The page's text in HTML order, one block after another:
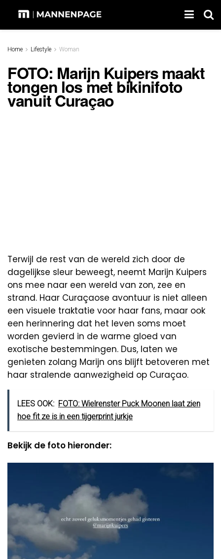
Home Lifestyle Woman
FOTO: Marijn Kuipers maakt
tongen los met bikinifoto
vanuit Curaçao
Terwijl de rest van de wereld zich door de
dagelijkse sleur beweegt, neemt Marijn Kuipers
ons mee naar een wereld van zon, zee en
strand. Haar Curaçaose avontuur is niet alleen
een visuele traktatie voor haar fans, maar ook
een herinnering dat het leven soms moet
worden gevierd in de warme gloed van
exotische bestemmingen. Dus, laten we
genieten zolang Marijn ons blijft betoveren met
haar stralende aanwezigheid op Curaçao.
LEES OOK: FOTO: Wielrenster Puck Moonen laat zien
hoe fit ze is in een tijgerprint jurkje
Bekijk de foto hieronder: